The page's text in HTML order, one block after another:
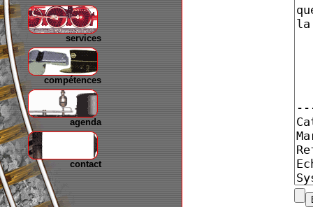
services
compétences
agenda
contact